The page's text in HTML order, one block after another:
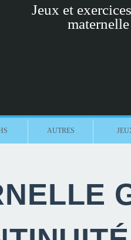
Jeux et
AUTRES